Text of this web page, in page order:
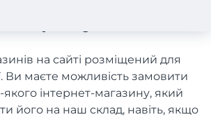
на сайті розміщений для
Ви маєте можливість замовити
якого інтернет-магазину, який
його на наш склад, навіть, якщо